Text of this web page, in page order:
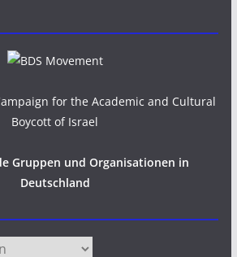
Gruppen und Organisationen in
Deutschland